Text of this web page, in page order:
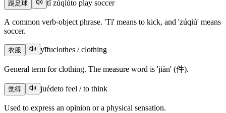
踢足球 tī zúqiúto play soccer
A common verb-object phrase. 'Tī' means to kick, and 'zúqiú' means
soccer.
衣服 yīfuclothes / clothing
General term for clothing. The measure word is 'jiàn' (件).
觉得 juédeto feel / to think
Used to express an opinion or a physical sensation.